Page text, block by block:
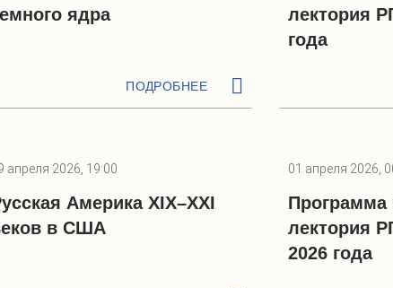
ядра
ПОДРОБНЕЕ
лектория
года
апреля 2026, 19:00
Америка XIX–XXI
в США
01 апреля 2026,
Программа
лектория
2026 года